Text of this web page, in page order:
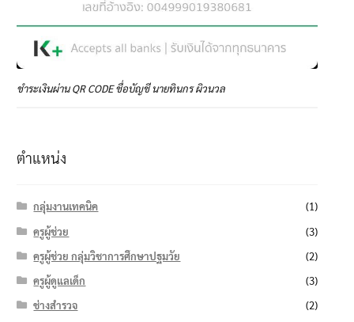
ชำระเงินผ่าน QR CODE ชื่อบัญชี นายทินกร ผิวนวล
ตำแหน่ง
กลุ่มงานเทคนิค
(1)
ครูผู้ช่วย
(3)
ครูผู้ช่วย กลุ่มวิชาการศึกษาปฐมวัย
(2)
ครูผู้ดูแลเด็ก
(3)
ช่างสำรวจ
(2)